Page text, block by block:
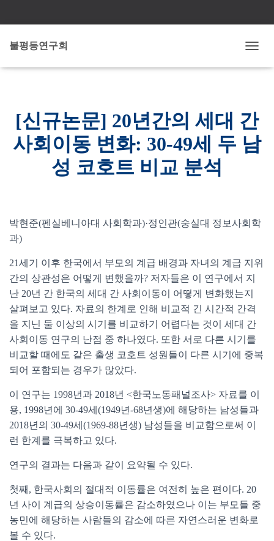
불평등연구회
글
[신규논문] 20년간의 세대 간
사회이동 변화: 30-49세 두 남
성 코호트 비교 분석
박현준(펜실베니아대 사회학과)·정인관(숭실대 정보사회학
과)
21세기 이후 한국에서 부모의 계급 배경과 자녀의 계급 지위
간의 상관성은 어떻게 변했을까? 저자들은 이 연구에서 지
난 20년 간 한국의 세대 간 사회이동이 어떻게 변화했는지
살펴보고 있다. 자료의 한계로 인해 비교적 긴 시간적 간격
을 지닌 둘 이상의 시기를 비교하기 어렵다는 것이 세대 간
사회이동 연구의 난점 중 하나였다. 또한 서로 다른 시기를
비교할 때에도 같은 출생 코호트 성원들이 다른 시기에 중복
되어 포함되는 경우가 많았다.
이 연구는 1998년과 2018년 <한국노동패널조사> 자료를 이
용, 1998년에 30-49세(1949년-68년생)에 해당하는 남성들과
2018년의 30-49세(1969-88년생) 남성들을 비교함으로써 이
런 한계를 극복하고 있다.
연구의 결과는 다음과 같이 요약될 수 있다.
첫째, 한국사회의 절대적 이동률은 여전히 높은 편이다. 20
년 사이 계급의 상승이동률은 감소하였으나 이는 부모들 중
농민에 해당하는 사람들의 감소에 따른 자연스러운 변화로
볼 수 있다.